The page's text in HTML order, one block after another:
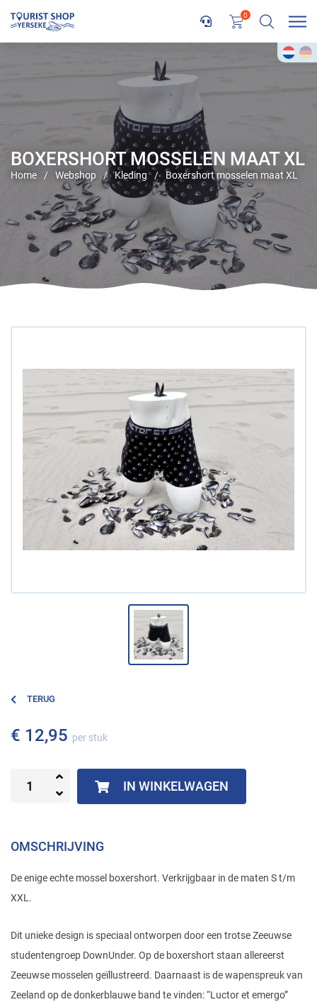
0
BOXERSHORT MOSSELEN MAAT XL
Home / Webshop / Kleding / Boxershort mosselen maat XL
TERUG
€ 12,95 per stuk
IN WINKELWAGEN
OMSCHRIJVING
De enige echte mossel boxershort. Verkrijgbaar in de maten S t/m
XXL.
Dit unieke design is speciaal ontworpen door een trotse Zeeuwse
studentengroep DownUnder. Op de boxershort staan allereerst
Zeeuwse mosselen geïllustreerd. Daarnaast is de wapenspreuk van
Zeeland op de donkerblauwe band te vinden: “Luctor et emergo”